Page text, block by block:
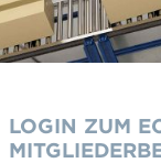
LOGIN ZUM